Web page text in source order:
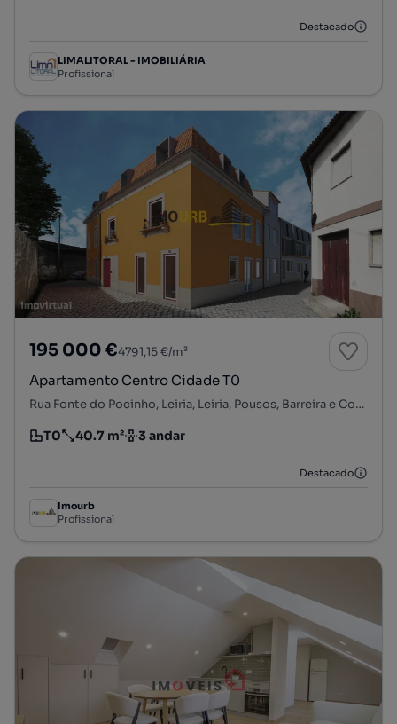
Destacado
LIMALITORAL - IMOBILIÁRIA
Profissional
195 000 €4791,15 €/m²
Apartamento Centro Cidade T0
Rua Fonte do Pocinho, Leiria, Leiria, Pousos, Barreira e Cortes, Leiria, Leiria
Tipologia
T0
Preço por metro quadrado
40.7 m²
Andar 3 andar
Destacado
Imourb
Profissional